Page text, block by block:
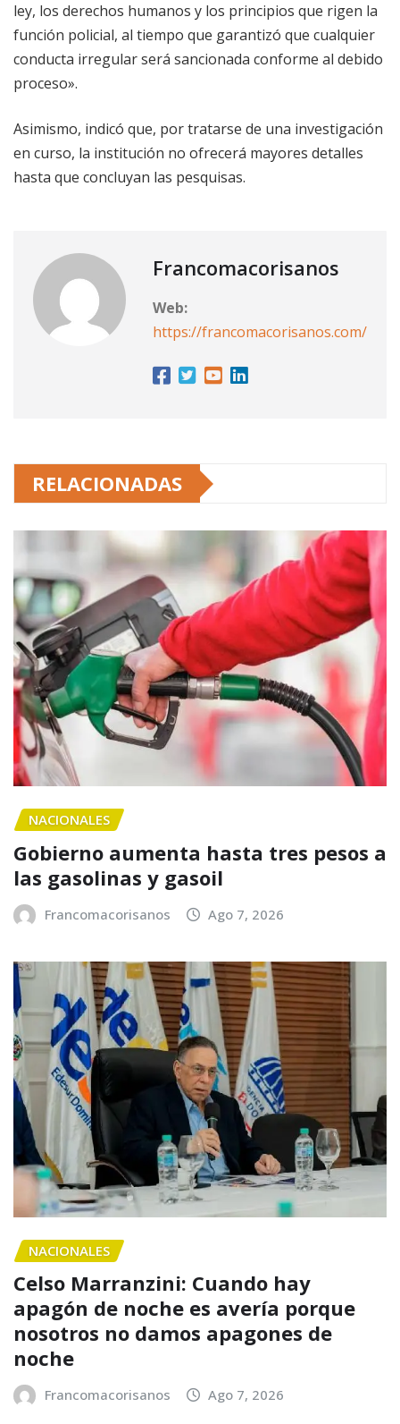
ley, los derechos humanos y los principios que rigen la
función policial, al tiempo que garantizó que cualquier
conducta irregular será sancionada conforme al debido
proceso».
Asimismo, indicó que, por tratarse de una investigación
en curso, la institución no ofrecerá mayores detalles
hasta que concluyan las pesquisas.
Francomacorisanos
Web:
https://francomacorisanos.com/
RELACIONADAS
NACIONALES
Gobierno aumenta hasta tres pesos a
las gasolinas y gasoil
Francomacorisanos Ago 7, 2026
NACIONALES
Celso Marranzini: Cuando hay
apagón de noche es avería porque
nosotros no damos apagones de
noche
Francomacorisanos Ago 7, 2026